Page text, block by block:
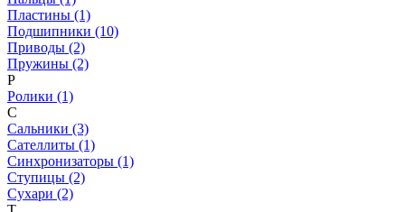
Пластины (1)
Подшипники (10)
Приводы (2)
Пружины (2)
Р
Ролики (1)
С
Сальники (3)
Сателлиты (1)
Синхронизаторы (1)
Ступицы (2)
Сухари (2)